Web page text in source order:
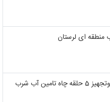
ای لرستان
عملیات اجرایی حفاری وتجهیز 5 حلقه چاه تامین آب شرب